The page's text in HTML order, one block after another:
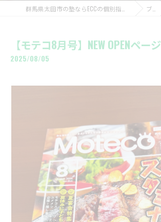
ブログ
【モテコ8月号】NEW OPENページ
2025/08/05